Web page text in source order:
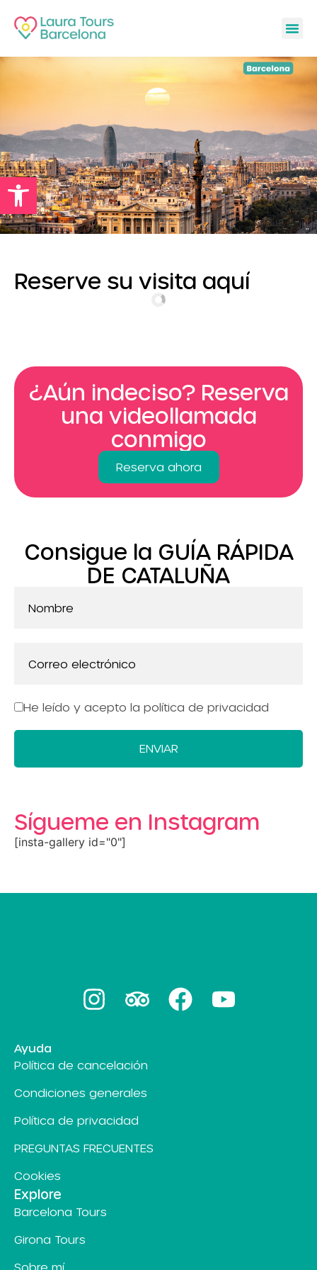
Abrir barra de herramientas
Reserve su visita aquí
¿Aún indeciso? Reserva
una videollamada
conmigo
Reserva ahora
Consigue la GUÍA RÁPIDA
DE CATALUÑA
He leído y acepto la política de privacidad
ENVIAR
Sígueme en Instagram
[insta-gallery id="0"]
Ayuda
Política de cancelación
Condiciones generales
Política de privacidad
PREGUNTAS FRECUENTES
Cookies
Explore
Barcelona Tours
Girona Tours
Sobre mí